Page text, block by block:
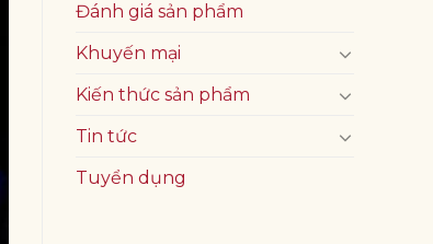
Đánh giá sản phẩm
Khuyến mại
Kiến thức sản phẩm
Tin tức
Tuyển dụng